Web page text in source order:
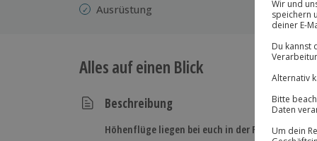
Ausrüstung
Alles auf einen Blick
Beschreibung
Höhenflüge liegen bei euch in der Familie!